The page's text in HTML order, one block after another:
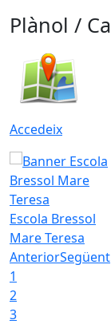
Plànol /
Accedeix
Escola Bressol
Mare Teresa
AnteriorSegüent
1
2
3